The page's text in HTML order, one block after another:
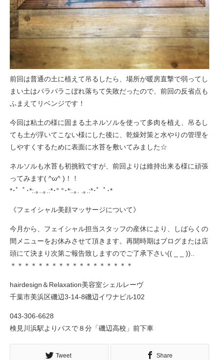
前回は普通の土に植えて吊るしたら、場所が暖房直撃で弱ってし
まい土はパラパラこぼれ落ちて失敗だったので、前回の反省点も
ふまえてリベンジです！
今回は粘土の様に固まる土ネルソルを使って多肉を植え、吊るし
ても土が浮いてこない様にした後に、乾燥対策と水やりの管理を
しやすくするために表面に水苔を敷いてみました☆
ネルソルも水苔も初挑戦ですが、前回よりは維持出来る様に頑張
ってみます( ^ω^ )！！
*･゜ﾟ･*:.｡..｡.:*･° °･*:.｡. .｡.:*･゜ﾟ･*
《フェイシャル美顔マッサージについて》
今月から、フェイシャル担当スタッフの産休により、しばらくの
間メニューをお休みさせて頂きます。再開時期はブログまたは店
頭にて決まり次第ご報告致しますのでご了承下さい(( _ _ ))..
＊＊＊＊＊＊＊＊＊＊＊＊＊＊＊＊＊＊
hairdesign＆Relaxation美容室シェルレーヴ
千葉市美浜区磯辺3-14-8磯辺イワナビル102
043-306-6628
検見川浜駅よりバスで８分「磯辺高校」前下車
Tweet Share